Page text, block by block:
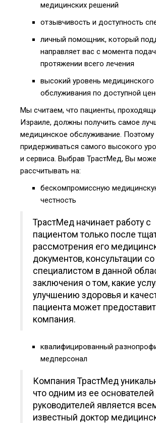
медицинских решений
отзывчивость и доступность
личный помощник, который
направляет вас с момента
протяжении всего лечения
высокий уровень медицинского
обслуживания по доступной
Мы считаем, что пациенты,
Израиле, должны получить самое
медицинское обслуживание.
придерживаться самого высокого
и сервиса. Выбрав ТрастМед, Вы
рассчитывать на:
бескомпромиссную
честность
ТрастМед начинает работу с
пациентом только после
рассмотрения его
документов, консультации со
специалистом в данной
заключения о том, какие
улучшению здоровья и
пациента может
компания.
квалифицированный
медперсонал
Компания ТрастМед
что одним из ее основателей
руководителей является
известный доктор